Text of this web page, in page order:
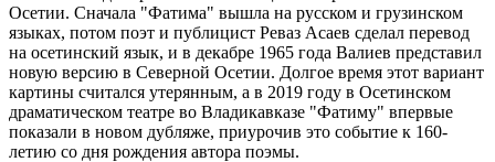
Осетии. Сначала "Фатима" вышла на русском и грузинском
языках, потом поэт и публицист Реваз Асаев сделал перевод
на осетинский язык, и в декабре 1965 года Валиев представил
новую версию в Северной Осетии. Долгое время этот вариант
картины считался утерянным, а в 2019 году в Осетинском
драматическом театре во Владикавказе "Фатиму" впервые
показали в новом дубляже, приурочив это событие к 160-
летию со дня рождения автора поэмы.